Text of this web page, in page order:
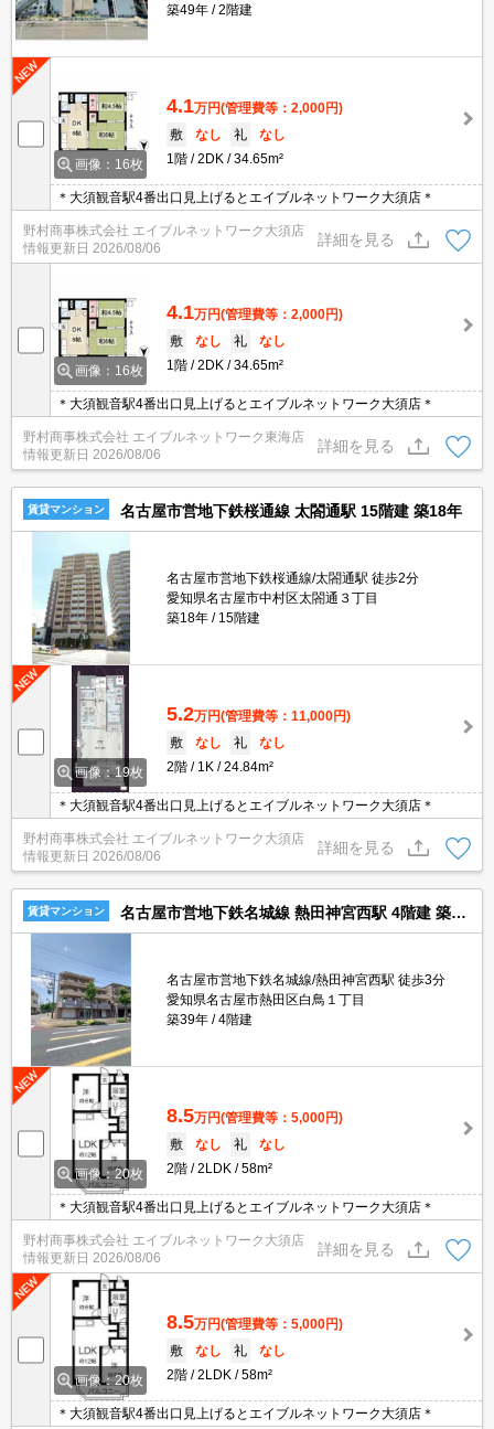
築49年 2階建
画像：16枚
4.1万円(管理費等：2,000円)
敷
なし 礼
なし
1階
2DK 34.65m²
＊大須観音駅4番出口見上げるとエイブルネットワーク大須店＊
野村商事株式会社 エイブルネットワーク大須店
情報更新日 2026/08/06
詳細を見る
画像：16枚
4.1万円(管理費等：2,000円)
敷
なし 礼
なし
1階
2DK 34.65m²
＊大須観音駅4番出口見上げるとエイブルネットワーク大須店＊
野村商事株式会社 エイブルネットワーク東海店
情報更新日 2026/08/06
詳細を見る
賃貸マンション 名古屋市営地下鉄桜通線 太閤通駅 15階建 築18年
名古屋市営地下鉄桜通線/太閤通駅 徒歩2分
愛知県名古屋市中村区太閤通３丁目
築18年
15階建
画像：19枚
5.2万円(管理費等：11,000円)
敷
なし 礼
なし
2階
1K 24.84m²
＊大須観音駅4番出口見上げるとエイブルネットワーク大須店＊
野村商事株式会社 エイブルネットワーク大須店
情報更新日 2026/08/06
詳細を見る
賃貸マンション 名古屋市営地下鉄名城線 熱田神宮西駅 4階建 築39年
名古屋市営地下鉄名城線/熱田神宮西駅 徒歩3分
愛知県名古屋市熱田区白鳥１丁目
築39年
4階建
画像：20枚
8.5万円(管理費等：5,000円)
敷
なし 礼
なし
2階
2LDK 58m²
＊大須観音駅4番出口見上げるとエイブルネットワーク大須店＊
野村商事株式会社 エイブルネットワーク大須店
情報更新日 2026/08/06
詳細を見る
画像：20枚
8.5万円(管理費等：5,000円)
敷
なし 礼
なし
2階
2LDK 58m²
＊大須観音駅4番出口見上げるとエイブルネットワーク大須店＊